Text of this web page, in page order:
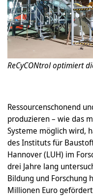
ReCyCONtrol optimiert
Ressourcenschonend
produzieren – wie das
Systeme möglich wird,
des Instituts für
Hannover (LUH) im
drei Jahre lang
Bildung und Forschung
Millionen Euro